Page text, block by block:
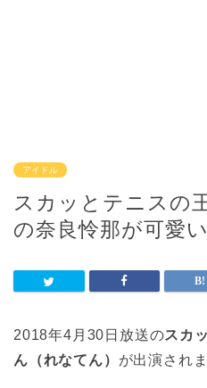
アイドル
スカッとテニスの
の奈良怜那が可愛
2018年4月30日放送のスカ
ん（れなてん） が出演されま